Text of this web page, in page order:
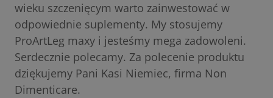
wieku szczenięcym warto zainwestować w
odpowiednie suplementy. My stosujemy
ProArtLeg maxy i jesteśmy mega zadowoleni.
Serdecznie polecamy. Za polecenie produktu
dziękujemy Pani Kasi Niemiec, firma Non
Dimenticare.